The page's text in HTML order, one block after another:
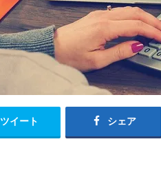
ツイート シェア